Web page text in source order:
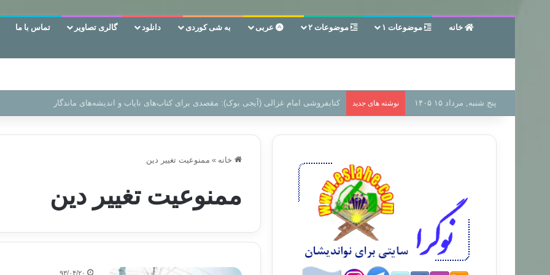
خانه موضوعات ۱ موضوعات ۲ عربی به شی کوردی دانلود گالری تصاویر تماس با ما
پنج شنبه, مرداد ۱۵ ۱۴۰۵ نوشته های جدید سر دفتر فساد در زمین‌، دوری وکناره‌گیری از راه خداست‌!
خانه » ممنوعیت تغییر دین
ممنوعیت تغییر دین
۹۳/۰۴/۲۰